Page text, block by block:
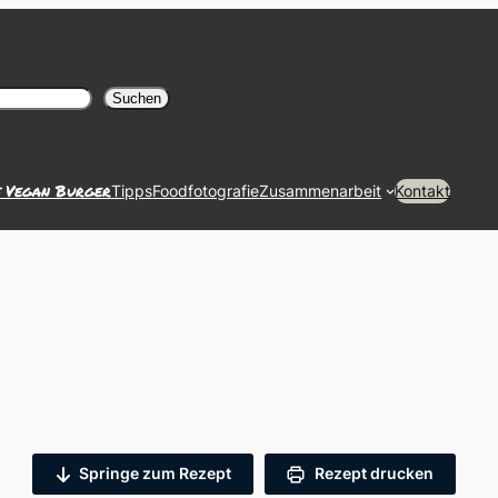
Suchen
BurgerTippsFoodfotografieZusammenarbeit Kontakt
Springe zum Rezept Rezept drucken